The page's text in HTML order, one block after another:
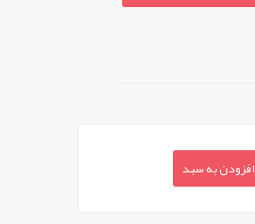
افزودن به سبد